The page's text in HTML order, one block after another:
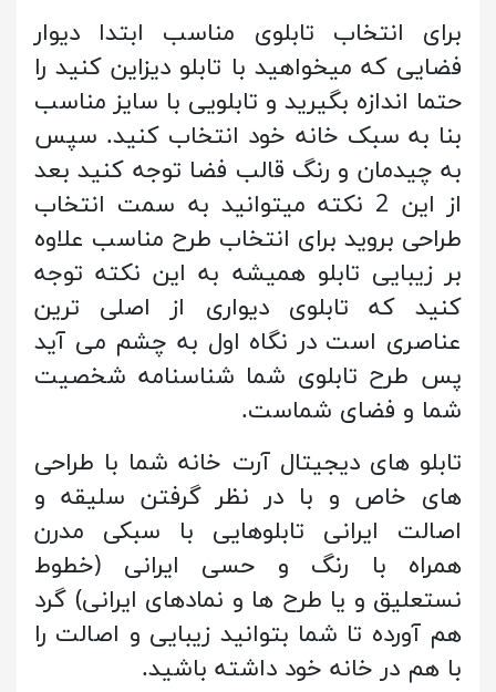
برای انتخاب تابلوی مناسب ابتدا دیوار
فضایی که میخواهید با تابلو دیزاین کنید را
حتما اندازه بگیرید و تابلویی با سایز مناسب
بنا به سبک خانه خود انتخاب کنید. سپس
به چیدمان و رنگ قالب فضا توجه کنید بعد
از این 2 نکته میتوانید به سمت انتخاب
طراحی بروید برای انتخاب طرح مناسب علاوه
بر زیبایی تابلو همیشه به این نکته توجه
کنید که تابلوی دیواری از اصلی ترین
عناصری است در نگاه اول به چشم می آید
پس طرح تابلوی شما شناسنامه شخصیت
شما و فضای شماست.
تابلو های دیجیتال آرت خانه شما با طراحی
های خاص و با در نظر گرفتن سلیقه و
اصالت ایرانی تابلوهایی با سبکی مدرن
همراه با رنگ و حسی ایرانی (خطوط
نستعلیق و یا طرح ها و نمادهای ایرانی) گرد
هم آورده تا شما بتوانید زیبایی و اصالت را
با هم در خانه خود داشته باشید.